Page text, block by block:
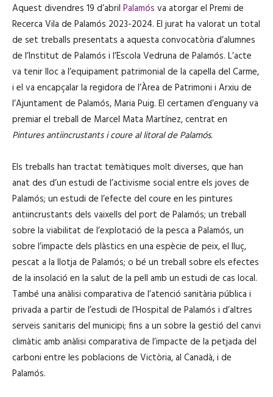
Aquest divendres 19 d’abril Palamós va atorgar el Premi de
Recerca Vila de Palamós 2023-2024. El jurat ha valorat un total
de set treballs presentats a aquesta convocatòria d’alumnes
de l’Institut de Palamós i l’Escola Vedruna de Palamós. L’acte
va tenir lloc a l’equipament patrimonial de la capella del Carme,
i el va encapçalar la regidora de l’Àrea de Patrimoni i Arxiu de
l’Ajuntament de Palamós, Maria Puig. El certamen d’enguany va
premiar el treball de Marcel Mata Martínez, centrat en
Pintures antiincrustants i coure al litoral de Palamós.
Els treballs han tractat temàtiques molt diverses, que han
anat des d’un estudi de l’activisme social entre els joves de
Palamós; un estudi de l’efecte del coure en les pintures
antiincrustants dels vaixells del port de Palamós; un treball
sobre la viabilitat de l’explotació de la pesca a Palamós, un
sobre l’impacte dels plàstics en una espècie de peix, el lluç,
pescat a la llotja de Palamós; o bé un treball sobre els efectes
de la insolació en la salut de la pell amb un estudi de cas local.
També una anàlisi comparativa de l’atenció sanitària pública i
privada a partir de l’estudi de l’Hospital de Palamós i d’altres
serveis sanitaris del municipi; fins a un sobre la gestió del canvi
climàtic amb anàlisi comparativa de l’impacte de la petjada del
carboni entre les poblacions de Victòria, al Canadà, i de
Palamós.